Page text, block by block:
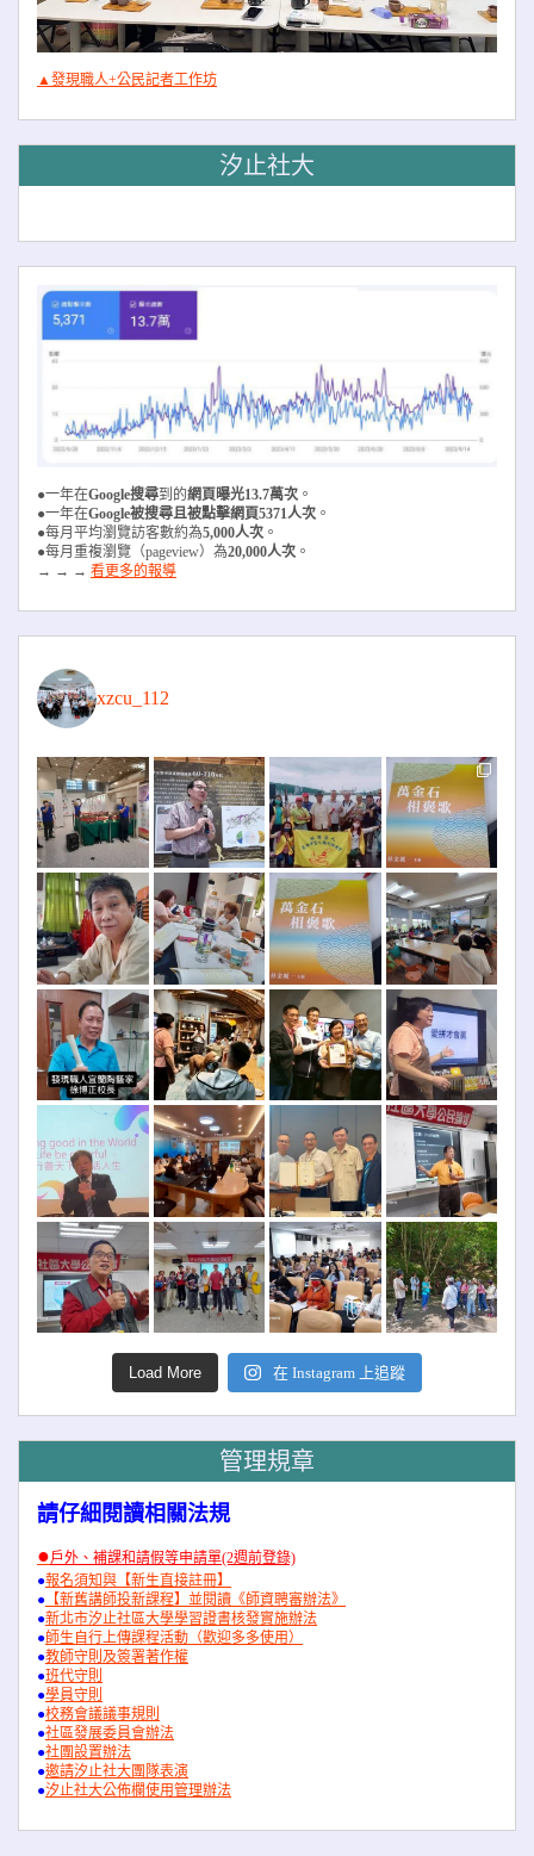
▲發現職人+公民記者工作坊
汐止社大
●一年在Google搜尋到的網頁曝光13.7萬次 。
●一年在Google被搜尋且被點擊網頁5371人次 。
●每月平均瀏覽訪客數約為5,000人次 。
●每月重複瀏覽（pageview）為20,000人次 。
→ → → 看更多的報導
xzcu_112
Load More 在 Instagram 上追蹤
管理規章
請仔細閱讀相關法規
●戶外、補課和請假等申請單(2週前登錄)
●報名須知與【新生直接註冊】
● 【新舊講師投新課程】並閱讀《師資聘審辦法》
●新北市汐止社區大學學習證書核發實施辦法
●師生自行上傳課程活動（歡迎多多使用）
●教師守則及簽署著作權
●班代守則
●學員守則
●校務會議議事規則
●社區發展委員會辦法
●社團設置辦法
●邀請汐止社大團隊表演
●汐止社大公佈欄使用管理辦法